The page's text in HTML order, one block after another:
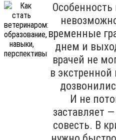
временные
днем и
врачей не
в
И не
заставляет
совесть. В